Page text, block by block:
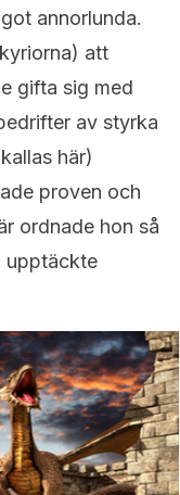
annorlunda.
att
gifta sig med
av styrka
här)
proven och
ordnade hon så
upptäckte